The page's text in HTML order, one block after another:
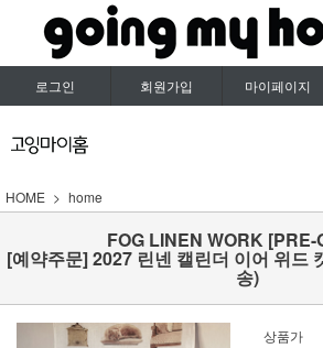
로그인 회원가입 마이페이지
HOME home
FOG LINEN WORK
[예약주문] 2027 린넨 캘린더 이어 위드
송)
상품가